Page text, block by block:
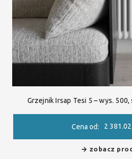
Grzejnik Irsap Tesi 5 – wys.
Cena od: 2 381.02
zobacz